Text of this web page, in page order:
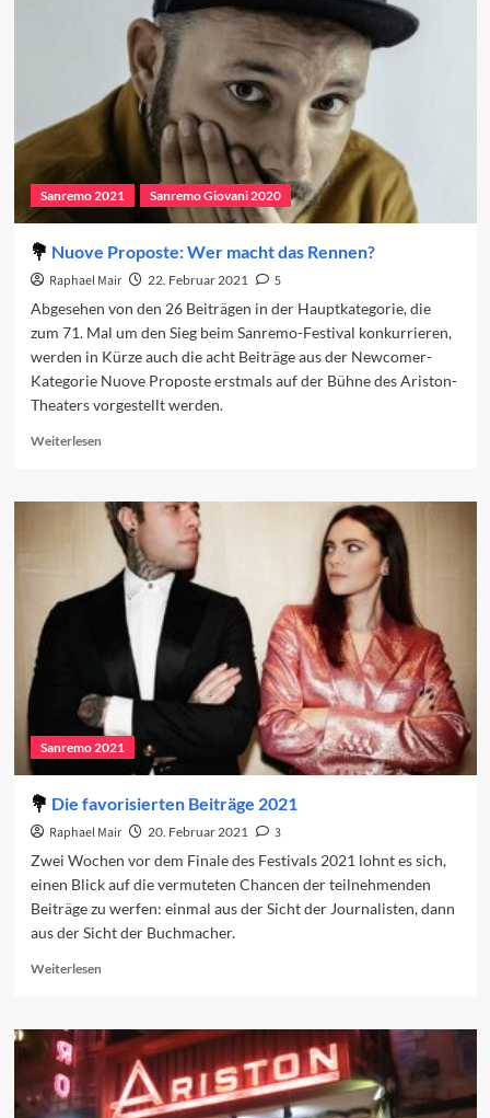
Sanremo 2021 Sanremo Giovani 2020
Nuove Proposte: Wer macht das Rennen?
Raphael Mair 22. Februar 2021
5
Abgesehen von den 26 Beiträgen in der Hauptkategorie, die
zum 71. Mal um den Sieg beim Sanremo-Festival konkurrieren,
werden in Kürze auch die acht Beiträge aus der Newcomer-
Kategorie Nuove Proposte erstmals auf der Bühne des Ariston-
Theaters vorgestellt werden.
WeiterlesenRead
Nuove
Proposte:
Wer
macht
das
Rennen?
Sanremo 2021
Die favorisierten Beiträge 2021
Raphael Mair 20. Februar 2021
3
Zwei Wochen vor dem Finale des Festivals 2021 lohnt es sich,
einen Blick auf die vermuteten Chancen der teilnehmenden
Beiträge zu werfen: einmal aus der Sicht der Journalisten, dann
aus der Sicht der Buchmacher.
WeiterlesenRead
Die
favorisierten
Beiträge
2021